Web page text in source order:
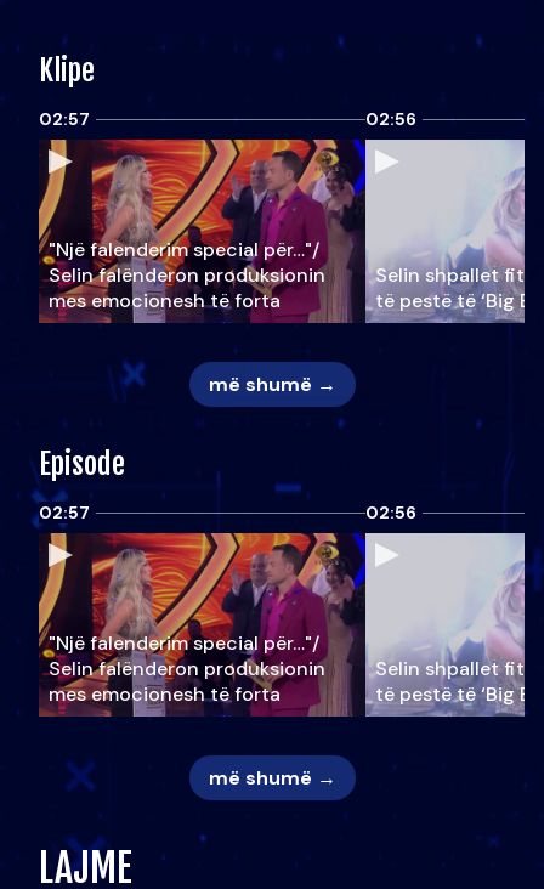
Klipe
02:57
"Një falenderim special për…"/
Selin falënderon produksionin
mes emocionesh të forta
02:56
Selin shpallet
të pestë të ‘Big
më shumë →
Episode
02:57
"Një falenderim special për…"/
Selin falënderon produksionin
mes emocionesh të forta
02:56
Selin shpallet
të pestë të ‘Big
më shumë →
LAJME